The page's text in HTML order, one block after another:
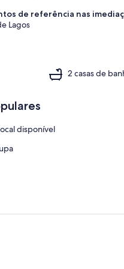
de referência nas
Lagos
2 casas de
disponível